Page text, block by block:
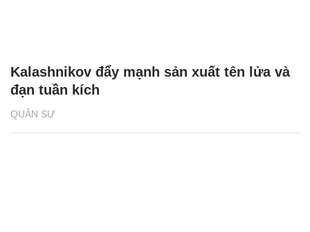
QUÂN SỰ
Kalashnikov đẩy mạnh sản xuất tên lửa và
đạn tuần kích